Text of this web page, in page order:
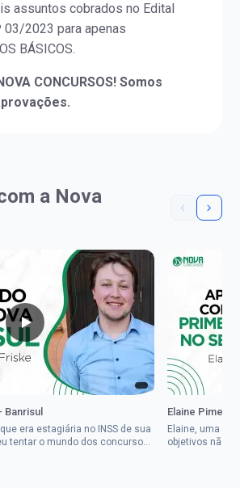
assuntos cobrados no Edital
03/2023 para apenas
BÁSICOS.
CONCURSOS! Somos
a Nova
Banrisul
era estagiária no INSS de sua
tentar o mundo dos concursos
Elaine
Elaine, uma
objetivos não